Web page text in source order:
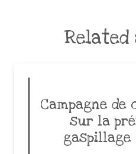
Campagne
sur la